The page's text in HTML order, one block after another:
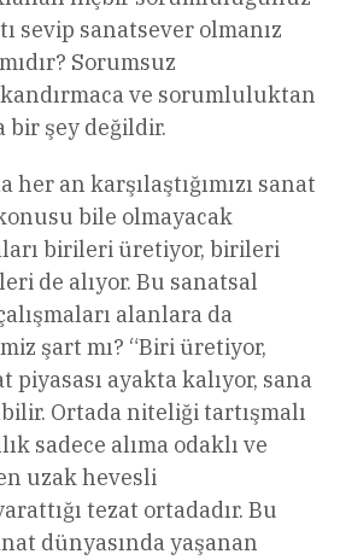
sevip sanatsever olmanız
Sorumsuz
ve sorumluluktan
bir şey değildir.
her an karşılaştığımızı sanat
bile olmayacak
birileri üretiyor, birileri
de alıyor. Bu sanatsal
alanlara da
şart mı? “Biri üretiyor,
piyasası ayakta kalıyor, sana
Ortada niteliği tartışmalı
sadece alıma odaklı ve
uzak hevesli
tezat ortadadır. Bu
dünyasında yaşanan